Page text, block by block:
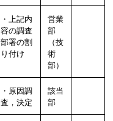
・上記内
容の調査
部署の割
り付け
営業
部
（技
術
部）
・原因調
査，決定
該当
部